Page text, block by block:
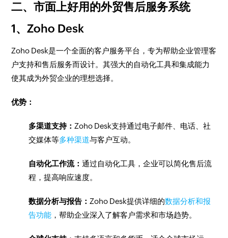
二、市面上好用的外贸售后服务系统
1、Zoho Desk
Zoho Desk是一个全面的客户服务平台，专为帮助企业管理客
户支持和售后服务而设计。其强大的自动化工具和集成能力
使其成为外贸企业的理想选择。
优势：
多渠道支持： Zoho Desk支持通过电子邮件、电话、社
交媒体等多种渠道与客户互动。
自动化工作流：通过自动化工具，企业可以简化售后流
程，提高响应速度。
数据分析与报告： Zoho Desk提供详细的数据分析和报
告功能 ，帮助企业深入了解客户需求和市场趋势。